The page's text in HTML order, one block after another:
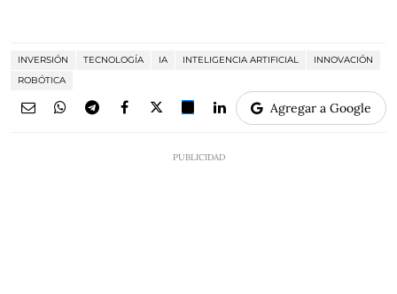
INVERSIÓN TECNOLOGÍA IA INTELIGENCIA ARTIFICIAL
INNOVACIÓN
ROBÓTICA
Agregar a Google